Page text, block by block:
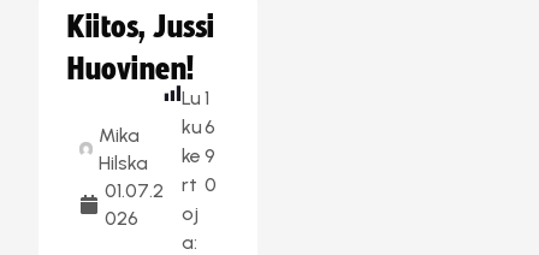
Kiitos, Jussi
Huovinen!
Mika
Hilska
01.07.2
026
Lu
ku
ke
rt
oj
a:
1
6
9
0